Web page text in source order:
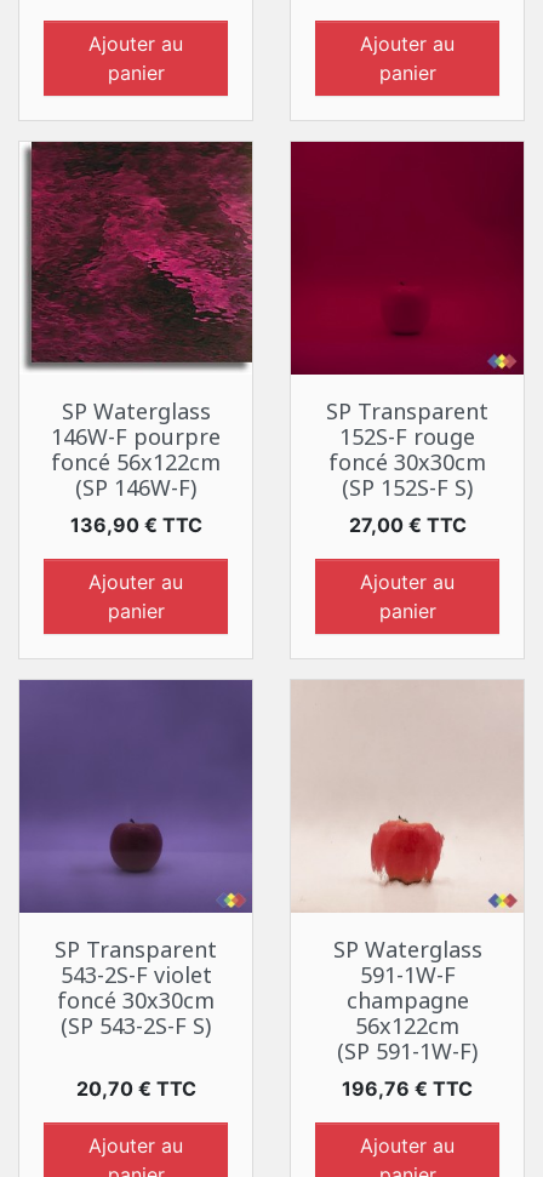
Ajouter au
panier
Ajouter au
panier
SP Waterglass
146W-F pourpre
foncé 56x122cm
(SP 146W-F)
Prix
136,90 € TTC
Ajouter au
panier
SP Transparent
152S-F rouge
foncé 30x30cm
(SP 152S-F S)
Prix
27,00 € TTC
Ajouter au
panier
SP Transparent
543-2S-F violet
foncé 30x30cm
(SP 543-2S-F S)
Prix
20,70 € TTC
Ajouter au
SP Waterglass
591-1W-F
champagne
56x122cm
(SP 591-1W-F)
Prix
196,76 € TTC
Ajouter au